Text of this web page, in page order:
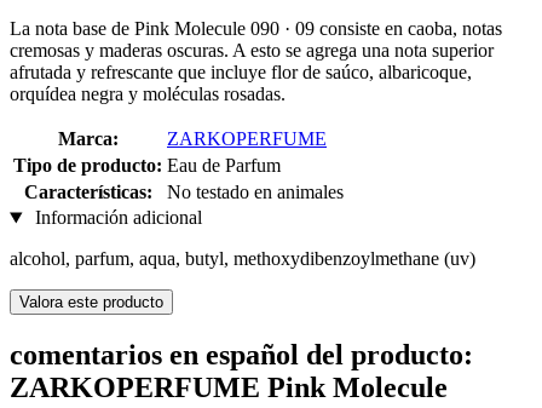
La nota base de Pink Molecule 090 · 09 consiste en caoba, notas
cremosas y maderas oscuras. A esto se agrega una nota superior
afrutada y refrescante que incluye flor de saúco, albaricoque,
orquídea negra y moléculas rosadas.
Marca:
ZARKOPERFUME
Tipo de producto: Eau de Parfum
Características:
No testado en animales
Información adicional
alcohol, parfum, aqua, butyl, methoxydibenzoylmethane (uv)
Valora este producto
comentarios en español del producto:
ZARKOPERFUME Pink Molecule